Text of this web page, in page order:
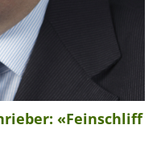
«Feinschliff